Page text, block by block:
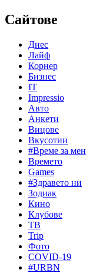
Сайтове
Днес
Лайф
Корнер
Бизнес
IT
Impressio
Авто
Анкети
Вицове
Вкусотии
#Време за мен
Времето
Games
#Здравето ни
Зодиак
Кино
Клубове
ТВ
Trip
Фото
COVID-19
#URBN